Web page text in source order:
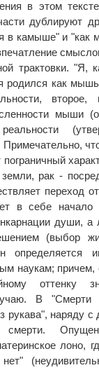
в этом тексте
дублируют
в камыше" и "как
трактовки.
как
второе,
мыши
Примечательно,
земли, рак -
переход
в себе начало
души,
(выбор
наукам;
оттенку
В "Смерти
наряду с
смерти.
лоно,